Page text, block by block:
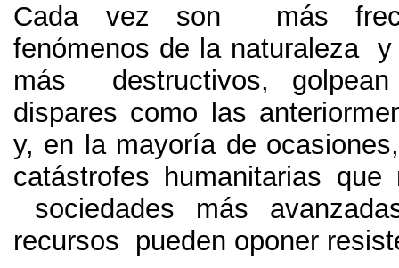
Cada vez son más
fenómenos de la naturaleza
más destructivos,
dispares como las
y, en la mayoría de ocasiones
catástrofes humanitarias
sociedades más
recursos pueden oponer